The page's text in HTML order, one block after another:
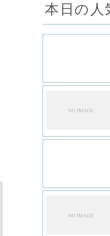
本日の人